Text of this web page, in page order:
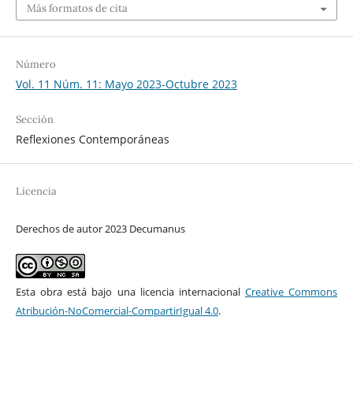
Más formatos de cita
Número
Vol. 11 Núm. 11: Mayo 2023-Octubre 2023
Sección
Reflexiones Contemporáneas
Licencia
Derechos de autor 2023 Decumanus
Esta obra está bajo una licencia internacional Creative Commons
Atribución-NoComercial-CompartirIgual 4.0.